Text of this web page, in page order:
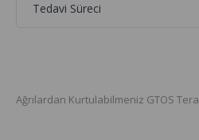
Tedavi Süreci
Ağrılardan Kurtulabilmeniz GTOS